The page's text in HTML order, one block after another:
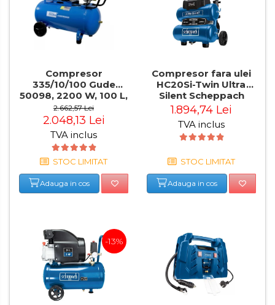
Compresor
335/10/100 Gude
50098, 2200 W, 100 L,
10 bari
2.662,57 Lei
2.048,13 Lei
TVA inclus
STOC LIMITAT
Adauga in cos
-13%
Compresor fara ulei
HC20Si-Twin Ultra
Silent Scheppach
5906145901, 750 W,
10 bari
1.894,74 Lei
TVA inclus
STOC LIMITAT
Adauga in cos